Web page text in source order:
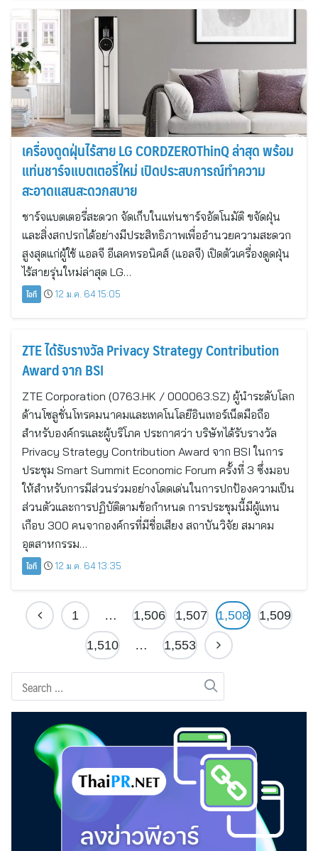
เครื่องดูดฝุ่นไร้สาย LG CORDZEROThinQ ล่าสุด พร้อม
แท่นชาร์จแบตเตอรี่ใหม่ เปิดประสบการณ์ทำความ
สะอาดแสนสะดวกสบาย
ชาร์จแบตเตอรี่สะดวก จัดเก็บในแท่นชาร์จอัตโนมัติ ขจัดฝุ่น
และสิ่งสกปรกได้อย่างมีประสิทธิภาพเพื่ออำนวยความสะดวก
สูงสุดแก่ผู้ใช้ แอลจี อีเลคทรอนิคส์ (แอลจี) เปิดตัวเครื่องดูดฝุ่น
ไร้สายรุ่นใหม่ล่าสุด LG…
ไอที 12 ม.ค. 64 15:05
ZTE ได้รับรางวัล Privacy Strategy Contribution
Award จาก BSI
ZTE Corporation (0763.HK / 000063.SZ) ผู้นำระดับโลก
ด้านโซลูชั่นโทรคมนาคมและเทคโนโลยีอินเทอร์เน็ตมือถือ
สำหรับองค์กรและผู้บริโภค ประกาศว่า บริษัทได้รับรางวัล
Privacy Strategy Contribution Award จาก BSI ในการ
ประชุม Smart Summit Economic Forum ครั้งที่ 3 ซึ่งมอบ
ให้สำหรับการมีส่วนร่วมอย่างโดดเด่นในการปกป้องความเป็น
ส่วนตัวและการปฏิบัติตามข้อกำหนด การประชุมนี้มีผู้แทน
เกือบ 300 คนจากองค์กรที่มีชื่อเสียง สถาบันวิจัย สมาคม
อุตสาหกรรม…
ไอที 12 ม.ค. 64 13:35
1 … 1,506 1,507 1,508 1,509
1,510 … 1,553